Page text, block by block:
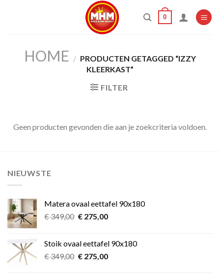
0
HOME / PRODUCTEN GETAGGED “IZZY
KLEERKAST”
FILTER
Geen producten gevonden die aan je zoekcriteria voldoen.
NIEUWSTE
Matera ovaal eettafel 90x180
€349,00 Oorspronkelijke
€ 349,00.
€275,00Huidige
€ 275,00.
Stoik ovaal eettafel 90x180
€349,00 Oorspronkelijke
€275,00Huidige